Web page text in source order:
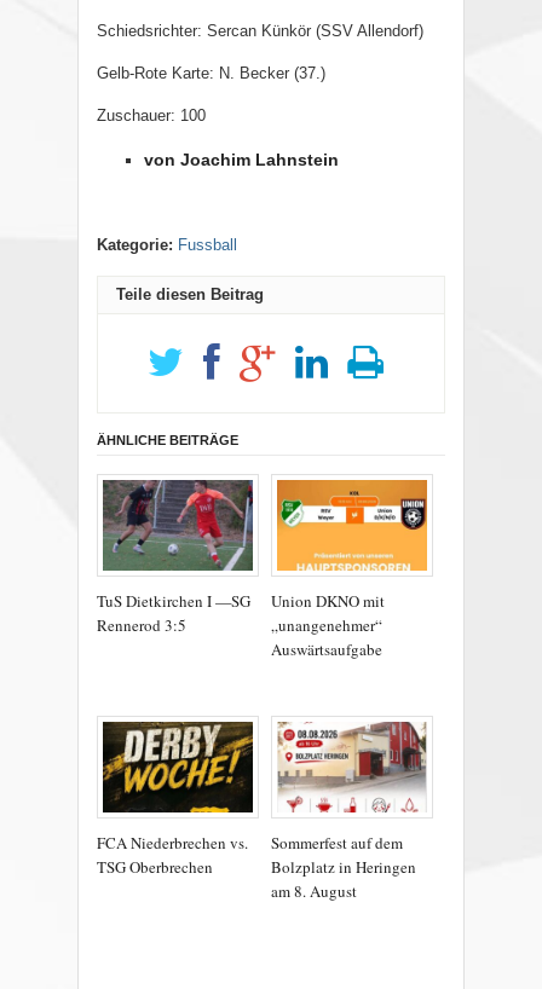
Schiedsrichter: Sercan Künkör (SSV Allendorf)
Gelb-Rote Karte: N. Becker (37.)
Zuschauer: 100
von Joachim Lahnstein
Kategorie: Fussball
Teile diesen Beitrag
ÄHNLICHE BEITRÄGE
TuS Dietkirchen I —SG
Rennerod 3:5
Union DKNO mit
„unangenehmer“
Auswärtsaufgabe
FCA Niederbrechen vs.
TSG Oberbrechen
Sommerfest auf dem
Bolzplatz in Heringen
am 8. August